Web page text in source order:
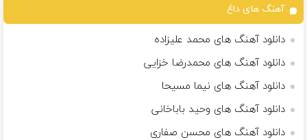
آهنگ های داغ
دانلود آهنگ های محمد علیزاده
دانلود آهنگ های محمدرضا خزایی
دانلود آهنگ های نیما مسیحا
دانلود آهنگ های وحید باباخانى
دانلود آهنگ های محسن صفاری